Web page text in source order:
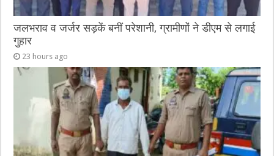
जलभराव व जर्जर सड़कें बनीं परेशानी, ग्रामीणों ने डीएम से लगाई
गुहार
23 hours ago